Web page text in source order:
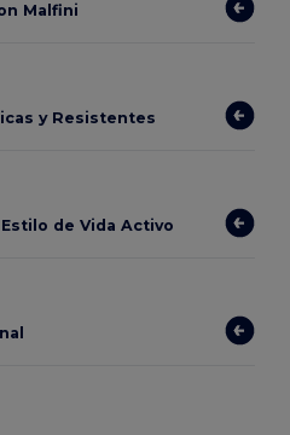
Malfini
y Resistentes
de Vida Activo